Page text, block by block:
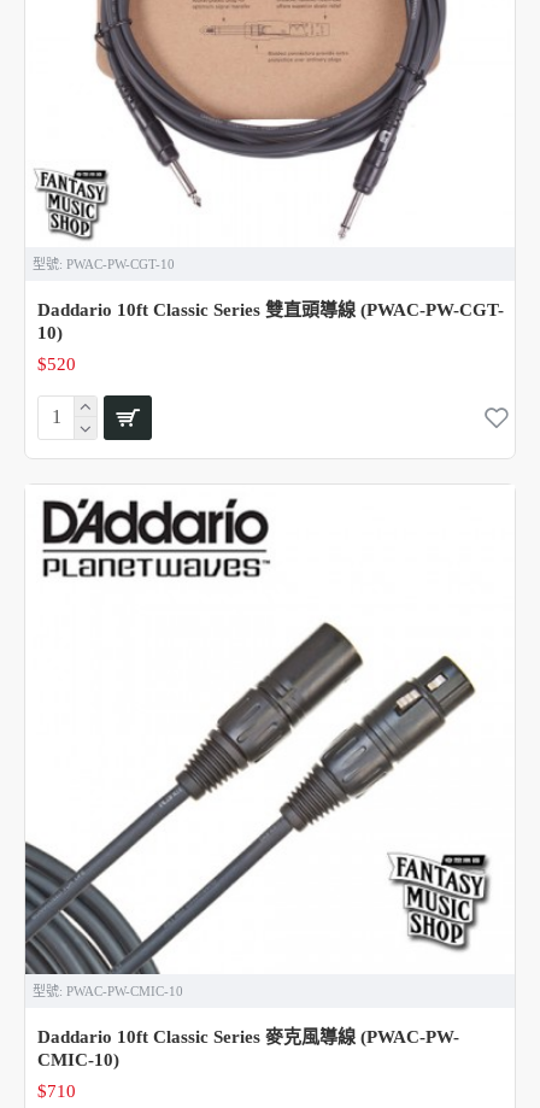
型號: PWAC-PW-CGT-10
Daddario 10ft Classic Series 雙直頭導線 (PWAC-PW-CGT-
10)
$520
型號: PWAC-PW-CMIC-10
Daddario 10ft Classic Series 麥克風導線 (PWAC-PW-
CMIC-10)
$710